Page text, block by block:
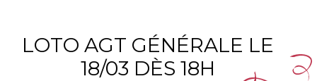
LOTO AGT GÉNÉRALE LE
18/03 DÈS 18H